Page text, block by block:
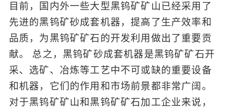
目前，国内外一些大型黑钨矿矿山已经采用了
先进的黑钨矿砂成套机器，提高了生产效率和
品质，为黑钨矿矿石的开发利用做出了重要贡
献。 总之，黑钨矿砂成套机器是黑钨矿矿石开
采、选矿、冶炼等工艺中不可或缺的重要设备
和机器，它们的作用和市场前景都非常广阔。
对于黑钨矿矿山和黑钨矿矿石加工企业来说，